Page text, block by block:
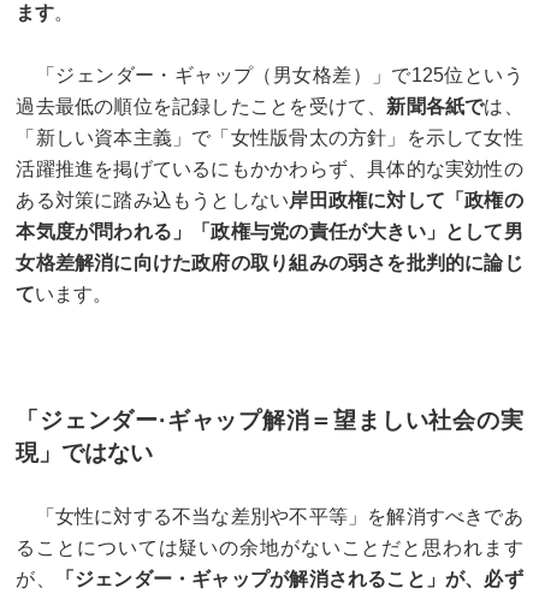
ます。
「ジェンダー・ギャップ（男女格差）」で125位という
過去最低の順位を記録したことを受けて、 新聞各紙では、
「新しい資本主義」で「女性版骨太の方針」を示して女性
活躍推進を掲げているにもかかわらず、具体的な実効性の
ある対策に踏み込もうとしない岸田政権に対して「政権の
本気度が問われる」「政権与党の責任が大きい」として男
女格差解消に向けた政府の取り組みの弱さを批判的に論じ
ています。
「ジェンダー·ギャップ解消＝望ましい社会の実
現」ではない
「女性に対する不当な差別や不平等」を解消すべきであ
ることについては疑いの余地がないことだと思われます
が、
「ジェンダー・ギャップが解消されること」が、必ず